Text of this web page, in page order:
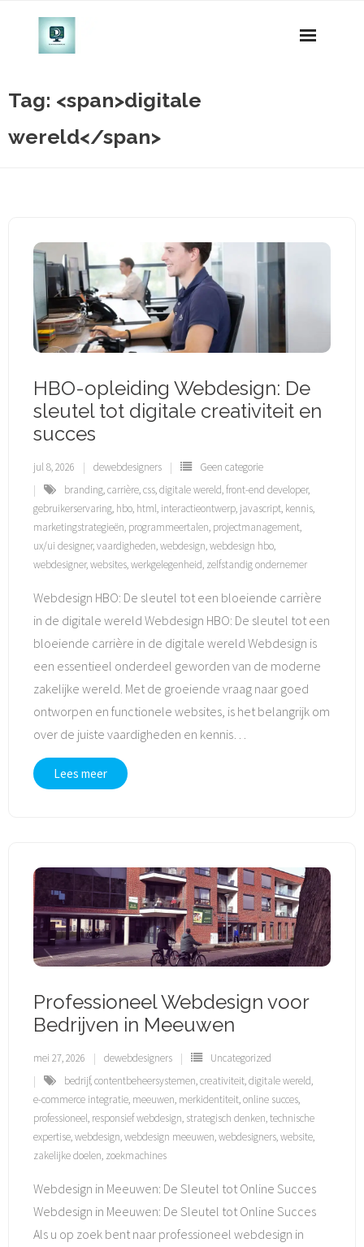
Tag: <span>digitale
wereld</span>
HBO-opleiding Webdesign: De
sleutel tot digitale creativiteit en
succes
jul 8, 2026 dewebdesigners
Geen categorie
branding,carrière,css,digitale wereld,front-end developer,
gebruikerservaring, hbo, html, interactieontwerp, javascript, kennis,
marketingstrategieën, programmeertalen, projectmanagement,
ux/ui designer,vaardigheden,webdesign,webdesign hbo,
webdesigner,websites,werkgelegenheid, zelfstandig ondernemer
Webdesign HBO: De sleutel tot een bloeiende carrière
in de digitale wereld Webdesign HBO: De sleutel tot een
bloeiende carrière in de digitale wereld Webdesign is
een essentieel onderdeel geworden van de moderne
zakelijke wereld. Met de groeiende vraag naar goed
ontworpen en functionele websites, is het belangrijk om
over de juiste vaardigheden en kennis
Lees meer
Professioneel Webdesign voor
Bedrijven in Meeuwen
mei 27, 2026 dewebdesigners
Uncategorized
bedrijf,contentbeheersystemen,creativiteit,digitale wereld,
e-commerce integratie, meeuwen, merkidentiteit,online succes,
professioneel, responsief webdesign, strategisch denken,technische
expertise,webdesign,webdesign meeuwen,webdesigners,website,
zakelijke doelen, zoekmachines
Webdesign in Meeuwen: De Sleutel tot Online Succes
Webdesign in Meeuwen: De Sleutel tot Online Succes
Als u op zoek bent naar professioneel webdesign in